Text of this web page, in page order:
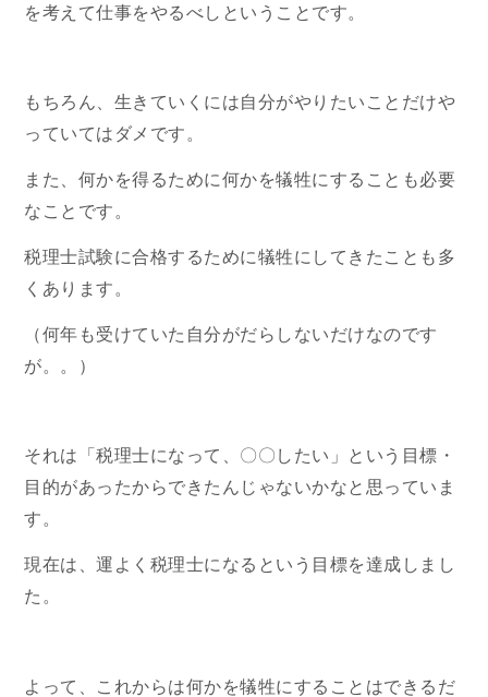
を考えて仕事をやるべしということです。
もちろん、生きていくには自分がやりたいことだけや
っていてはダメです。
また、何かを得るために何かを犠牲にすることも必要
なことです。
税理士試験に合格するために犠牲にしてきたことも多
くあります。
（何年も受けていた自分がだらしないだけなのです
が。。）
それは「税理士になって、〇〇したい」という目標・
目的があったからできたんじゃないかなと思っていま
す。
現在は、運よく税理士になるという目標を達成しまし
た。
よって、これからは何かを犠牲にすることはできるだ